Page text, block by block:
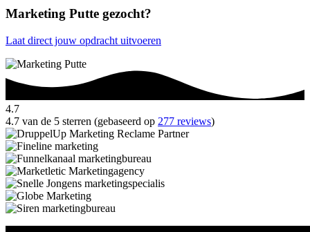
Marketing Putte gezocht?
Laat direct jouw opdracht uitvoeren
4.7
4.7 van de 5 sterren (gebaseerd op 277 reviews)